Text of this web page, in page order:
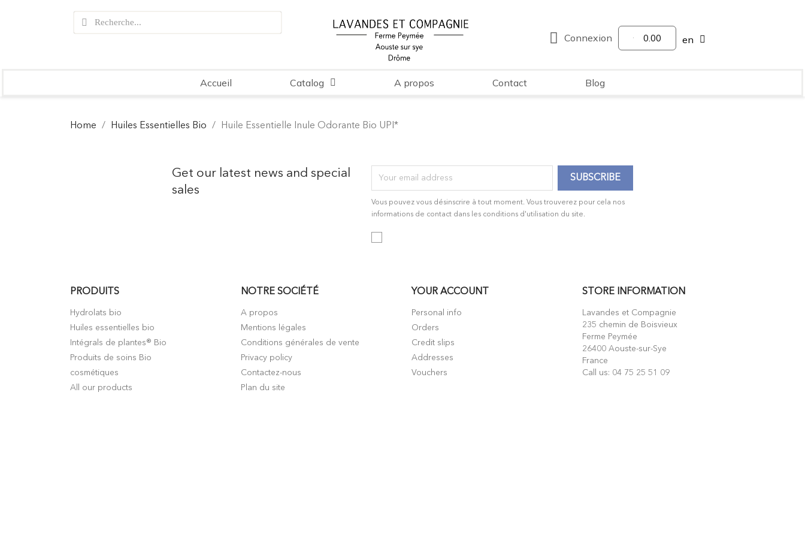
Connexion 0.00 en
Accueil Catalog A propos Contact Blog
Home Huiles Essentielles Bio Huile Essentielle Inule Odorante Bio UPI*
Get our latest news and special
sales
Vous pouvez vous désinscrire à tout moment. Vous trouverez pour cela nos
informations de contact dans les conditions d'utilisation du site.
PRODUITS
Hydrolats bio
Huiles essentielles bio
Intégrals de plantes® Bio
Produits de soins Bio
cosmétiques
All our products
NOTRE SOCIÉTÉ
A propos
Mentions légales
Conditions générales de vente
Privacy policy
Contactez-nous
Plan du site
YOUR ACCOUNT
Personal info
Orders
Credit slips
Addresses
Vouchers
STORE INFORMATION
Lavandes et Compagnie
235 chemin de Boisvieux
Ferme Peymée
26400 Aouste-sur-Sye
France
Call us: 04 75 25 51 09